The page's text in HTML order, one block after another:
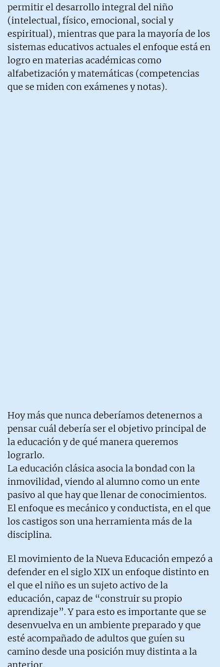
permitir el desarrollo integral del niño
(intelectual, físico, emocional, social y
espiritual), mientras que para la mayoría de los
sistemas educativos actuales el enfoque está en
logro en materias académicas como
alfabetización y matemáticas (competencias
que se miden con exámenes y notas).
Hoy más que nunca deberíamos detenernos a
pensar cuál debería ser el objetivo principal de
la educación y de qué manera queremos
lograrlo.
La educación clásica asocia la bondad con la
inmovilidad, viendo al alumno como un ente
pasivo al que hay que llenar de conocimientos.
El enfoque es mecánico y conductista, en el que
los castigos son una herramienta más de la
disciplina.
El movimiento de la Nueva Educación empezó a
defender en el siglo XIX un enfoque distinto en
el que el niño es un sujeto activo de la
educación, capaz de “construir su propio
aprendizaje”. Y para esto es importante que se
desenvuelva en un ambiente preparado y que
esté acompañado de adultos que guíen su
camino desde una posición muy distinta a la
anterior.